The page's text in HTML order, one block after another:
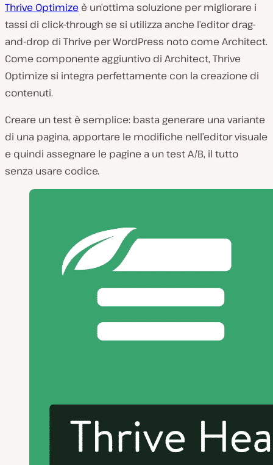
Thrive Optimize è un’ottima soluzione per migliorare i
tassi di click-through se si utilizza anche l’editor drag-
and-drop di Thrive per WordPress noto come Architect.
Come componente aggiuntivo di Architect, Thrive
Optimize si integra perfettamente con la creazione di
contenuti.
Creare un test è semplice: basta generare una variante
di una pagina, apportare le modifiche nell’editor visuale
e quindi assegnare le pagine a un test A/B, il tutto
senza usare codice.